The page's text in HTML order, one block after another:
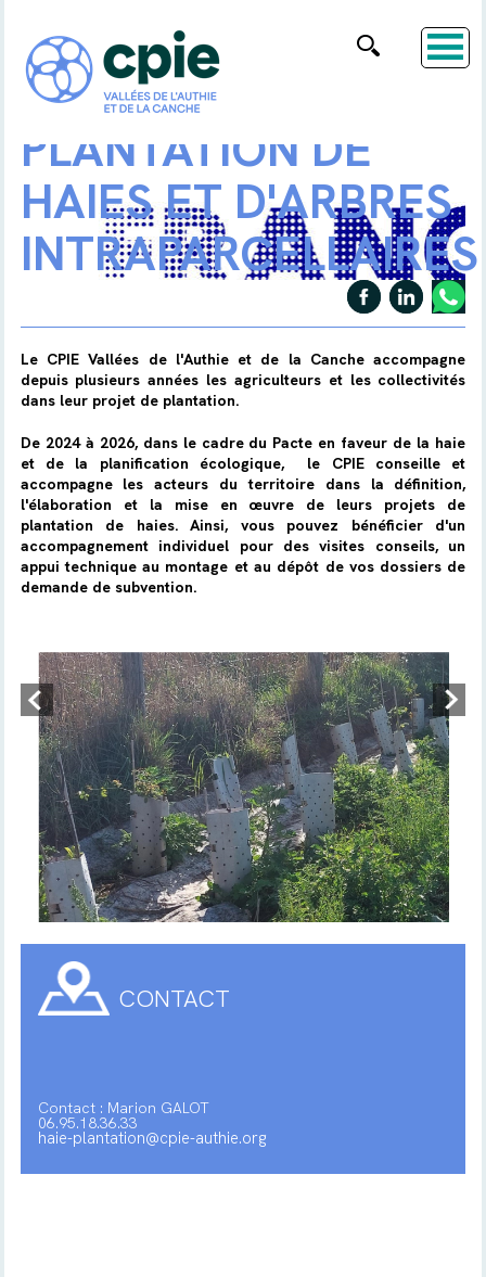
PLANTATION DE
HAIES ET D'ARBRES
INTRAPARCELLAIRES
Le CPIE Vallées de l'Authie et de la Canche accompagne
depuis plusieurs années les agriculteurs et les collectivités
dans leur projet de plantation.
De 2024 à 2026, dans le cadre du Pacte en faveur de la haie
et de la planification écologique, le CPIE conseille et
accompagne les acteurs du territoire dans la définition,
l'élaboration et la mise en œuvre de leurs projets de
plantation de haies. Ainsi, vous pouvez bénéficier d'un
accompagnement individuel pour des visites conseils, un
appui technique au montage et au dépôt de vos dossiers de
demande de subvention.
CONTACT
Contact : Marion GALOT
06.95.18.36.33
haie-plantation@cpie-authie.org